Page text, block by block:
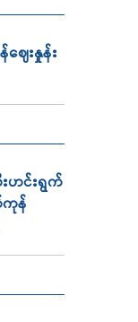
ေးနှုန်း
ဟင်းရွက်
ကုန်